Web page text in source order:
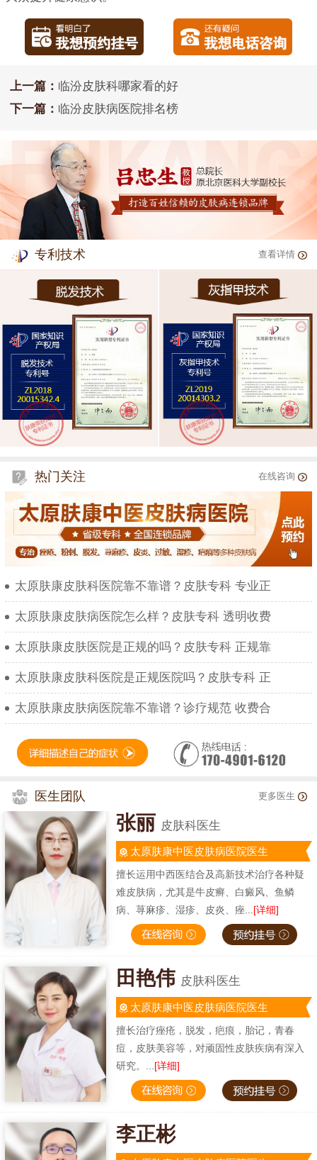
上一篇： 临汾皮肤科哪家看的好
下一篇： 临汾皮肤病医院排名榜
专利技术 查看详情
热门关注 在线咨询
太原肤康皮肤科医院靠不靠谱？皮肤专科 专业正
太原肤康皮肤病医院怎么样？皮肤专科 透明收费
太原肤康皮肤医院是正规的吗？皮肤专科 正规靠
太原肤康皮肤科医院是正规医院吗？皮肤专科 正
太原肤康皮肤病医院靠不靠谱？诊疗规范 收费合
医生团队 更多医生
张丽 皮肤科医生
太原肤康中医皮肤病医院医生
擅长运用中西医结合及高新技术治疗各种疑
难皮肤病，尤其是牛皮癣、白癜风、鱼鳞
病、荨麻疹、湿疹、皮炎、痤... [详细]
田艳伟 皮肤科医生
太原肤康中医皮肤病医院医生
擅长治疗痤疮，脱发，疤痕，胎记，青春
痘，皮肤美容等，对顽固性皮肤疾病有深入
研究。... [详细]
李正彬